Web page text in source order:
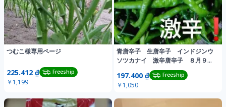
つむこ様専用ページ
225.412 ₫ Freeship
￥1,199
青唐辛子 生唐辛子 インドジンウ
ソツカナイ 激辛唐辛子 ８月９日
197.400 ₫ Freeship
￥1,050